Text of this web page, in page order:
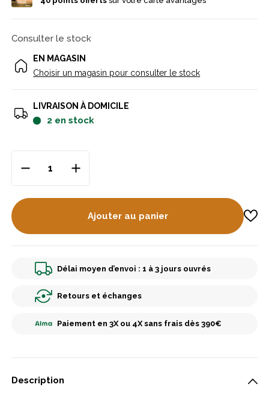
Consulter le stock
EN MAGASIN
Choisir un magasin pour consulter le stock
LIVRAISON À DOMICILE
2 en stock
Ajouter au panier
Délai moyen d’envoi : 1 à 3 jours ouvrés
Retours et échanges
Paiement en 3X ou 4X sans frais dès 390€
Description